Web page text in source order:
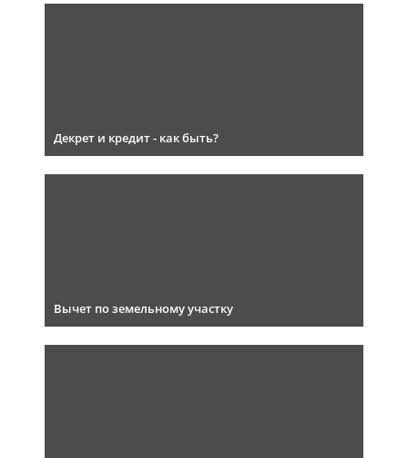
Декрет и кредит - как быть?
Вычет по земельному участку